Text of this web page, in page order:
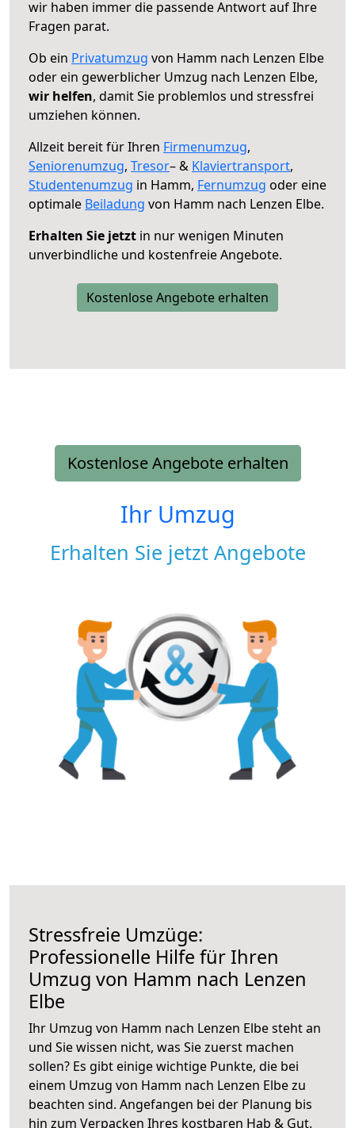
wir haben immer die passende Antwort auf Ihre
Fragen parat.
Ob ein Privatumzug von Hamm nach Lenzen Elbe
oder ein gewerblicher Umzug nach Lenzen Elbe,
wir helfen, damit Sie problemlos und stressfrei
umziehen können.
Allzeit bereit für Ihren Firmenumzug,
Seniorenumzug, Tresor– & Klaviertransport,
Studentenumzug in Hamm, Fernumzug oder eine
optimale Beiladung von Hamm nach Lenzen Elbe.
Erhalten Sie jetzt in nur wenigen Minuten
unverbindliche und kostenfreie Angebote.
Kostenlose Angebote erhalten
Kostenlose Angebote erhalten
Ihr Umzug
Erhalten Sie jetzt Angebote
Stressfreie Umzüge:
Professionelle Hilfe für Ihren
Umzug von Hamm nach Lenzen
Elbe
Ihr Umzug von Hamm nach Lenzen Elbe steht an
und Sie wissen nicht, was Sie zuerst machen
sollen? Es gibt einige wichtige Punkte, die bei
einem Umzug von Hamm nach Lenzen Elbe zu
beachten sind. Angefangen bei der Planung bis
hin zum Verpacken Ihres kostbaren Hab & Gut.